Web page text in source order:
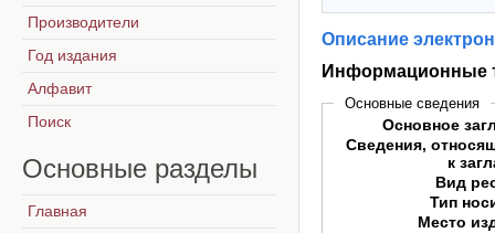
Описание
Информационные
Основные сведения
Основное
Сведения,
к
Вид
Тип
Место
Производители
Год издания
Алфавит
Поиск
Основные разделы
Главная